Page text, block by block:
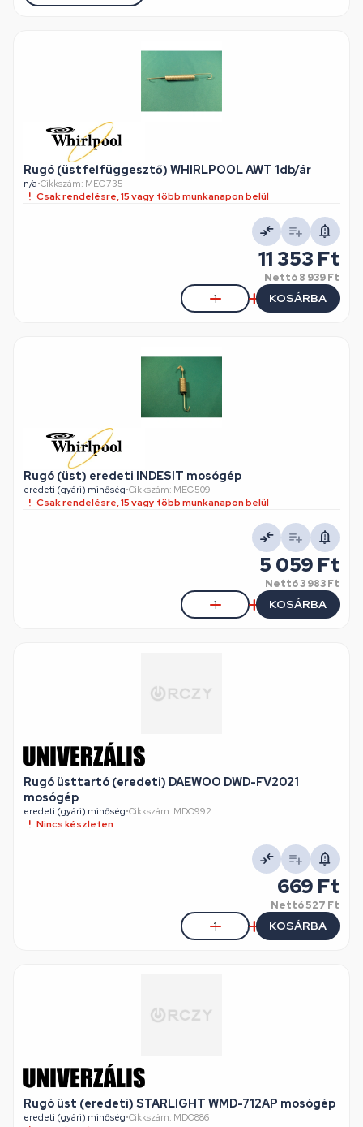
Rugó (üstfelfüggesztő) WHIRLPOOL AWT 1db/ár
n/a•Cikkszám: MEG735
Csak rendelésre, 15 vagy több munkanapon belül
11 353 Ft
Nettó8 939 Ft
KOSÁRBA
Rugó (üst) eredeti INDESIT mosógép
eredeti (gyári) minőség•Cikkszám: MEG509
Csak rendelésre, 15 vagy több munkanapon belül
5 059 Ft
Nettó3 983 Ft
KOSÁRBA
Rugó üsttartó (eredeti) DAEWOO DWD-FV2021
mosógép
eredeti (gyári) minőség•Cikkszám: MDO992
Nincs készleten
669 Ft
Nettó527 Ft
KOSÁRBA
Rugó üst (eredeti) STARLIGHT WMD-712AP mosógép
eredeti (gyári) minőség•Cikkszám: MDO886